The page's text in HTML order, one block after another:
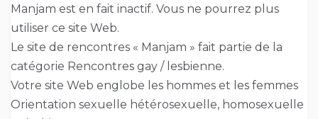
Manjam est en fait inactif. Vous ne pourrez plus
utiliser ce site Web.
Le site de rencontres « Manjam » fait partie de la
catégorie Rencontres gay / lesbienne.
Votre site Web englobe les hommes et les femmes
Orientation sexuelle hétérosexuelle, homosexuelle